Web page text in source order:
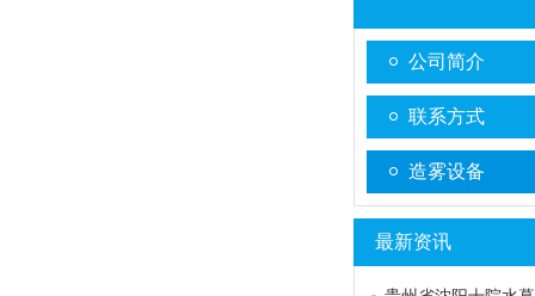
公司简介
联系方式
造雾设备
最新资讯